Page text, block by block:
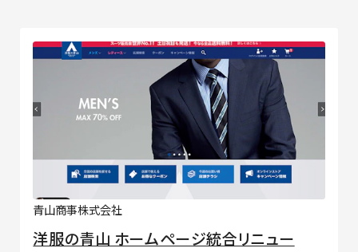
青山商事株式会社
洋服の青山 ホームページ統合リニュー